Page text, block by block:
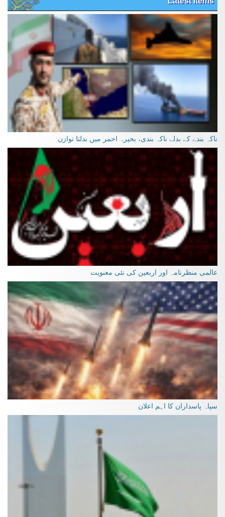
ناکہ بندے کے بدلے ناکہ بندی، بحیرہ احمر میں بدلتا توازن
عالمی منظرنامہ اور اربعین کی نئی معنویت
سپاہ پاسداران کا اہم اعلان